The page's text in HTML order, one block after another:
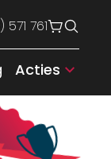
571 761
Acties